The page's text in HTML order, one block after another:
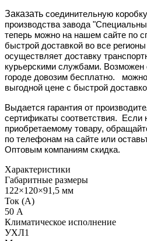
Заказать соединительную
производства завода
теперь можно на нашем сайте по
быстрой доставкой во все
осуществляет доставку
курьерскими службами.
городе довозим бесплатно.
можно
выгодной цене с быстрой
Выдается гарантия от
сертификаты соответствия. Если
приобретаемому товару,
по телефонам на сайте или
Оптовым компаниям скидка.
Характеристики
Габаритные размеры
122×120×91,5 мм
Ток (А)
50 А
Климатическое исполнение
УХЛ1